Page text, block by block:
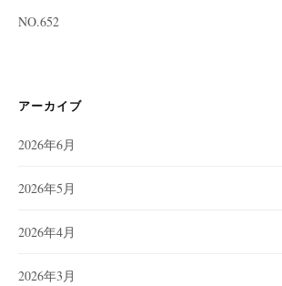
NO.652
アーカイブ
2026年6月
2026年5月
2026年4月
2026年3月